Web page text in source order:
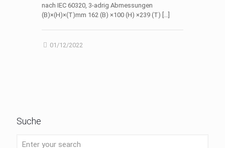
nach IEC 60320, 3-adrig Abmessungen
(B)×(H)×(T)mm 162 (B) ×100 (H) ×239 (T) […]
01/12/2022
Suche